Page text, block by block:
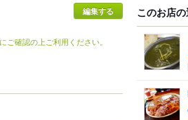
編集する
確認の上ご利用ください。
このお店